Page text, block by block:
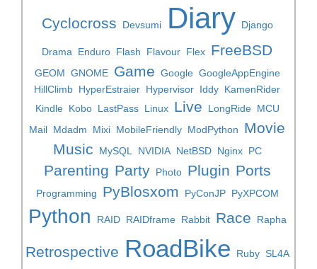
Cyclocross Devsumi Diary Django
Drama Enduro Flash Flavour Flex FreeBSD
GEOM GNOME Game Google GoogleAppEngine
HillClimb HyperEstraier Hypervisor Iddy KamenRider
Kindle Kobo LastPass Linux Live LongRide MCU
Mail Mdadm Mixi MobileFriendly ModPython
Movie
Music
MySQL NVIDIA NetBSD Nginx PC
Parenting Party Photo Plugin Ports
Programming PyBlosxom PyConJP PyXPCOM
Python RAID RAIDframe Rabbit Race Rapha
Retrospective RoadBike Ruby SL4A